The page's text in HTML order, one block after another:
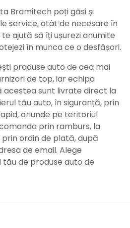
Bramitech poți găsi și
service, atât de necesare în
ajută să îți ușurezi anumite
în munca ce o desfășori.
produse auto de cea mai
de top, iar echipa
acestea sunt livrate direct la
tău auto, în siguranță, prin
oriunde pe teritoriul
prin ramburs, la
ordin de plată, după
de email. Alege
de produse auto de